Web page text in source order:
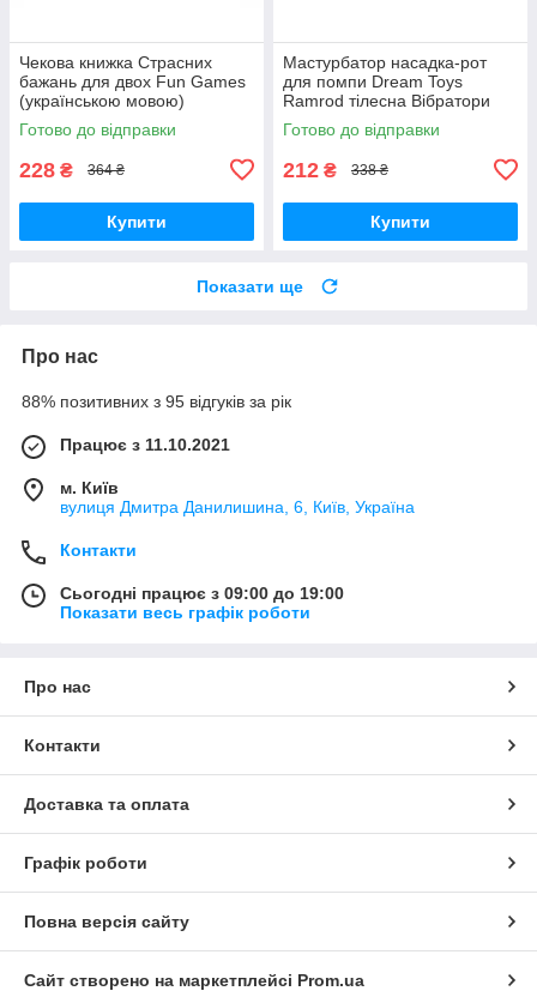
Чекова книжка Страсних
бажань для двох Fun Games
(українською мовою)
Вібратори мастурбатори
секс-шоп
Готово до відправки
228 ₴ 364 ₴
Купити
Мастурбатор насадка-рот
для помпи Dream Toys
Ramrod тілесна Вібратори
мастурбатори секс-шоп
Готово до відправки
212 ₴ 338 ₴
Купити
Показати ще
Про нас
88% позитивних з 95 відгуків за рік
Працює з 11.10.2021
м. Київ
вулиця Дмитра Данилишина, 6, Київ, Україна
Контакти
Сьогодні працює з 09:00 до 19:00
Показати весь графік роботи
Про нас
Контакти
Доставка та оплата
Графік роботи
Повна версія сайту
Сайт створено на маркетплейсі Prom.ua